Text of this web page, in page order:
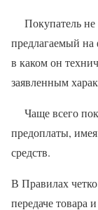
Покупатель не
предлагаемый на
в каком он
заявленным
Чаще всего
предоплаты,
средств.
В Правилах четко
передаче товара